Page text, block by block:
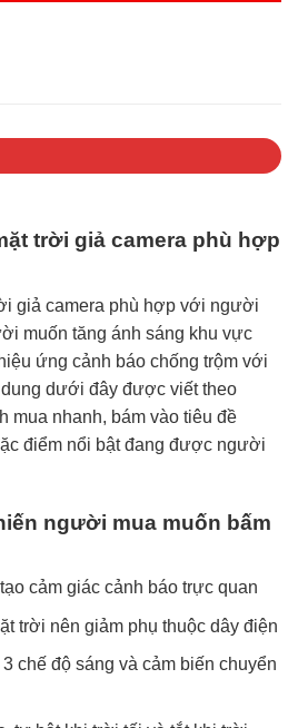
trời giả camera phù hợp
giả camera phù hợp với người
muốn tăng ánh sáng khu vực
ứng cảnh báo chống trộm với
dưới đây được viết theo
mua nhanh, bám vào tiêu đề
điểm nổi bật đang được người
người mua muốn bấm
cảm giác cảnh báo trực quan
trời nên giảm phụ thuộc dây điện
chế độ sáng và cảm biến chuyển